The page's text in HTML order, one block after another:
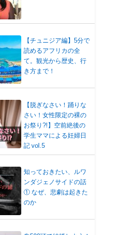
【チュニジア編】5分で
読めるアフリカの全
て。観光から歴史、行
き方まで！
【脱ぎなさい！踊りな
さい！女性限定の裸の
お祭り?!】空前絶後の
学生ママによる妊婦日
記 vol.5
知っておきたい、ルワ
ンダジェノサイドの話
① なぜ、悲劇は起きた
のか